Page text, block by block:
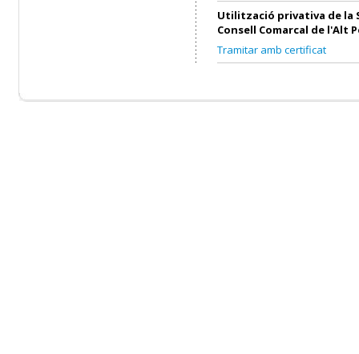
Utilització privativa de la
Consell Comarcal de l'Alt
Tramitar amb certificat